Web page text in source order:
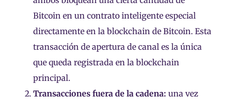
Bitcoin en un contrato inteligente especial
directamente en la blockchain de Bitcoin. Esta
transacción de apertura de canal es la única
que queda registrada en la blockchain
principal.
Transacciones fuera de la cadena: una vez